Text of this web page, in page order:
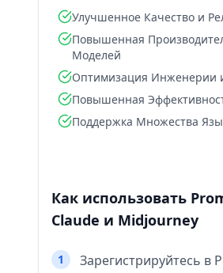
Улучшенное Качество и
Повышенная
Моделей
Оптимизация Инженерии
Повышенная
Поддержка Множества
Как использовать
Claude и Midjourney
1 Зарегистрируйтесь в